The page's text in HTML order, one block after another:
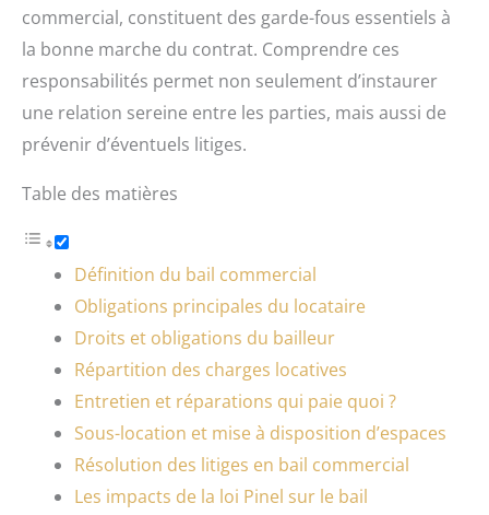
commercial, constituent des garde-fous essentiels à
la bonne marche du contrat. Comprendre ces
responsabilités permet non seulement d’instaurer
une relation sereine entre les parties, mais aussi de
prévenir d’éventuels litiges.
Table des matières
Définition du bail commercial
Obligations principales du locataire
Droits et obligations du bailleur
Répartition des charges locatives
Entretien et réparations qui paie quoi ?
Sous-location et mise à disposition d’espaces
Résolution des litiges en bail commercial
Les impacts de la loi Pinel sur le bail